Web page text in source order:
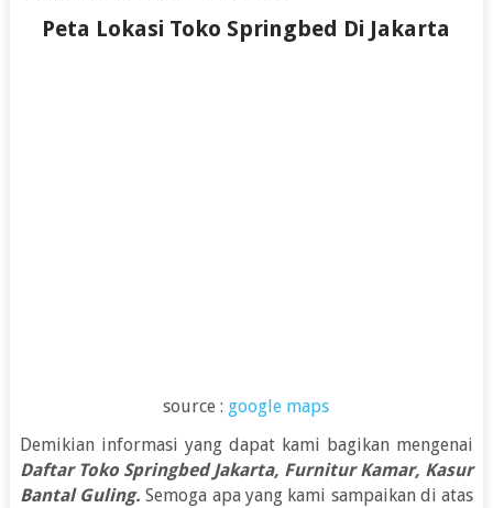
Peta Lokasi Toko Springbed Di Jakarta
source : google maps
Demikian informasi yang dapat kami bagikan mengenai
Daftar Toko Springbed Jakarta, Furnitur Kamar, Kasur
Bantal Guling. Semoga apa yang kami sampaikan di atas